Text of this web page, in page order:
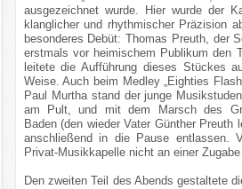
ausgezeichnet wurde. Hier wurde der
klanglicher und rhythmischer Präzision
besonderes Debüt: Thomas Preuth, der
erstmals vor heimischem Publikum den
leitete die Aufführung dieses Stückes
Weise. Auch beim Medley „Eighties
Paul Murtha stand der junge
am Pult, und mit dem Marsch des
Baden (den wieder Vater Günther Preuth
anschließend in die Pause entlassen.
Privat-Musikkapelle nicht an einer
Den zweiten Teil des Abends gestaltete